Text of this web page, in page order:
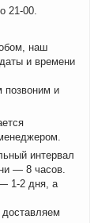
21-00.
наш
и времени
позвоним и
интервал
— 8 часов.
1-2 дня, а